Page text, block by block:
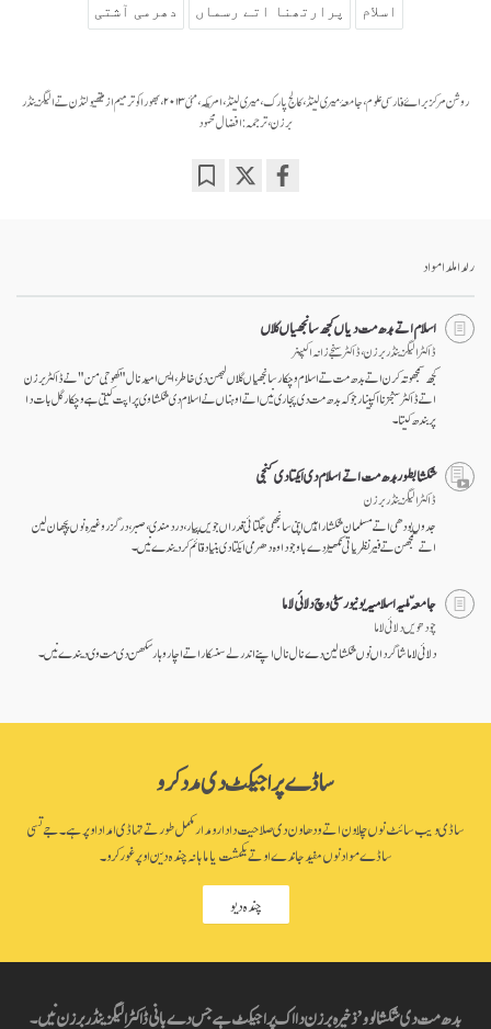
اسلام پرارتھنا اتے رسماں دھرمی آشتی
روشن مرکز براۓ فارسی علوم، جامعۂ میری لینڈ ، کالج پارک، میری لینڈ، امریکہ، مئی ۲۰۱۳، بھورا کو ترمیم از میتھیو لنڈن تے الیگزینڈر
برزن، ترجمہ: افضال محمود
رلدا ملدا مواد
اسلام اتے بدھ مت دیاں کجھ سانجھیاں گلاں
ڈاکٹر الیگزینڈر برزن ، ڈاکٹر سنجے زانہ اکپینر
کجھ سمجھوتہ کرن اتے بدھ مت تے اسلام وچکار سانجھیاں گلاں لبھن دی خاطر ، ایس امید نال "کھوجی من" نے ڈاکٹر برزن
اتے ڈاکٹر سنجزنا اکپینار جو کہ بدھ مت دی پجاری نیں اتے اوہناں نے اسلام دی شکشا وی پراپت کیتی ہے وچکار گل بات دا
پربندھ کیتا۔
شکشا بطور بدھ مت اتے اسلام دی ایکتا دی کنجی
ڈاکٹر الیگزینڈر برزن
جدوں بودھی اتے مسلمان شکشا راہیں اپنی سانجھی جگتائی قدراں جویں پیار، درد مندی، صبر، در گزر وغیرہ نوں پچھان لین
اتے سمجھن تے فیر نظریاتی نکھیڑ دے باوجود اوہ دھرمی ایکتا دی بنیاد قائم کر دیندے نیں۔
جامعہ ملّیہ اسلامیہ یونیورسٹی وچ دلائی لاما
چودھویں دلائی لاما
دلائی لاما شاگرداں نوں شکشا لین دے نال نال اپنے اندرلے سنسکار اتے اچار وہار سکھن دی مت وی دیندے نیں۔
ساڈے پراجیکٹ دی مدد کرو
ساڈی ویب سائٹ نوں چلاون اتے ودھاون دی صلاحیت دا دارومدار مکمل طور تے تہاڈی امداد اوپر ہے۔ جے تسی
ساڈے مواد نوں مفید جاندے او تے یکمشت یا ماہانہ چندہ دین اوپر غور کرو۔
چندہ دیو
بدھ مت دی شکشا لوو’ ذخیرہ برزن دا اک پراجیکٹ ہے جس دے بانی ڈاکٹر الیگزینڈر برزن نیں۔